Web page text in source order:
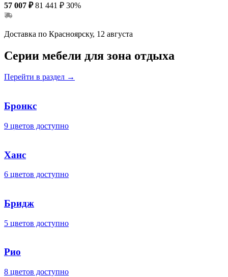
57 007 ₽ 81 441 ₽ 30%
Доставка по Красноярску, 12 августа
Серии мебели для зона отдыха
Перейти в раздел →
Бронкс
9 цветов доступно
Ханс
6 цветов доступно
Бридж
5 цветов доступно
Рио
8 цветов доступно